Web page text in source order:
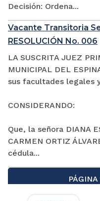
Decisión: Ordena...
Vacante Transitoria
RESOLUCIÓN No. 006
LA SUSCRITA JUEZ
MUNICIPAL DEL
sus facultades legales
CONSIDERANDO:
Que, la señora DIANA
CARMEN ORTIZ
cédula...
PÁGINA